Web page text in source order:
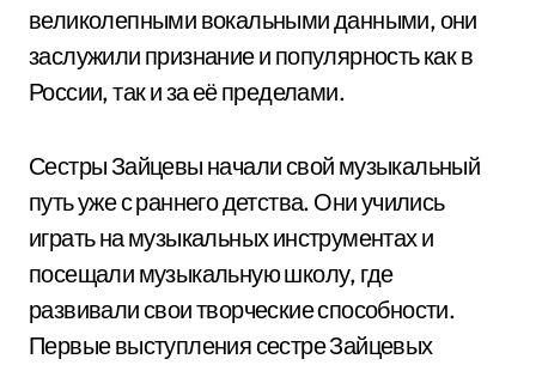
великолепными вокальными данными, они
заслужили признание и популярность как в
России, так и за её пределами.
Сестры Зайцевы начали свой музыкальный
путь уже с раннего детства. Они учились
играть на музыкальных инструментах и
посещали музыкальную школу, где
развивали свои творческие способности.
Первые выступления сестре Зайцевых